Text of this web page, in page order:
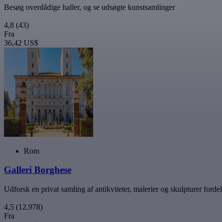
Besøg overdådige haller, og se udsøgte kunstsamlinger
4,8 (43)
Fra
36,42 US$
Rom
Galleri Borghese
Udforsk en privat samling af antikviteter, malerier og skulpturer
4,5 (12.978)
Fra